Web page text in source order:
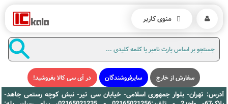
سفارش از خارج سایرفروشندگان در آی سی کالا بفروشید!
آدرس: تهران- بلوار جمهوری اسلامی- خیابان سی تیر- نبش کوچه رستمی جاهد-
منوی کاربر